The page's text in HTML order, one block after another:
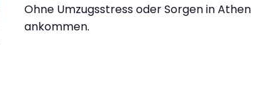
Ohne Umzugsstress oder Sorgen in Athen
ankommen.